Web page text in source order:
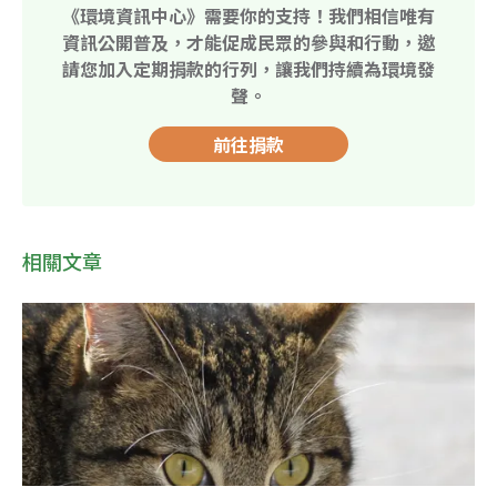
《環境資訊中心》需要你的支持！我們相信唯有
資訊公開普及，才能促成民眾的參與和行動，邀
請您加入定期捐款的行列，讓我們持續為環境發
聲。
前往捐款
相關文章